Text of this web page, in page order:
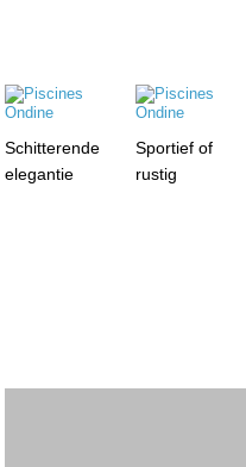
Schitterende
elegantie
Sportief of
rustig